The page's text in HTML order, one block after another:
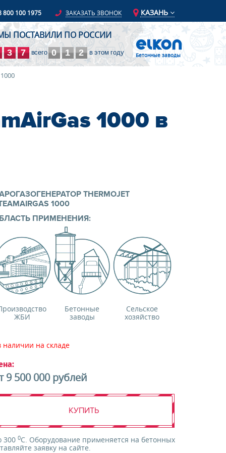
800 100 1975 ЗАКАЗАТЬ ЗВОНОК КАЗАНЬ
ПОСТАВИЛИ ПО РОССИИ
3 7 всего 0 1 2 в этом году Бетонные заводы
1000 в
THERMOJET
1000
ПРИМЕНЕНИЯ:
ЖБИ
Бетонные
заводы
Сельское
хозяйство
наличии на складе
9 500 000 рублей
КУПИТЬ
300 0C. Оборудование применяется на бетонных
заявку на сайте.